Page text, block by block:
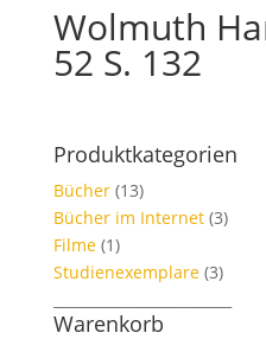
Wolmuth
52 S. 132
Produktkategorien
Bücher (13)
Bücher im Internet (3)
Filme (1)
Studienexemplare (3)
Warenkorb